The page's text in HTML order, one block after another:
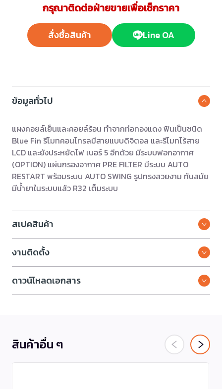
กรุณาติดต่อฝ่ายขายเพื่อเช็กราคา
สั่งซื้อสินค้า Line OA
ข้อมูลทั่วไป
แผงคอยล์เย็นและคอยล์ร้อน ทําจากท่อทองแดง ฟินเป็นชนิด
Blue Fin รีโมทคอนโทรลมีสายแบบดิจิตอล และรีโมทไร้สาย
LCD และยังประหยัดไฟ เบอร์ 5 อีกด้วย มีระบบฟอกอากาศ
(OPTION) แผ่นกรองอากาศ PRE FILTER มีระบบ AUTO
RESTART พร้อมระบบ AUTO SWING รูปทรงสวยงาม ทันสมัย
มีน้ำยาในระบบแล้ว R32 เต็มระบบ
สเปคสินค้า
งานติดตั้ง
ดาวน์โหลดเอกสาร
สินค้าอื่น ๆ